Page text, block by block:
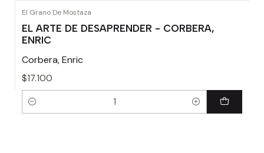
El Grano De Mostaza
EL ARTE DE DESAPRENDER - CORBERA,
ENRIC
Corbera, Enric
$17.100
Cantidad